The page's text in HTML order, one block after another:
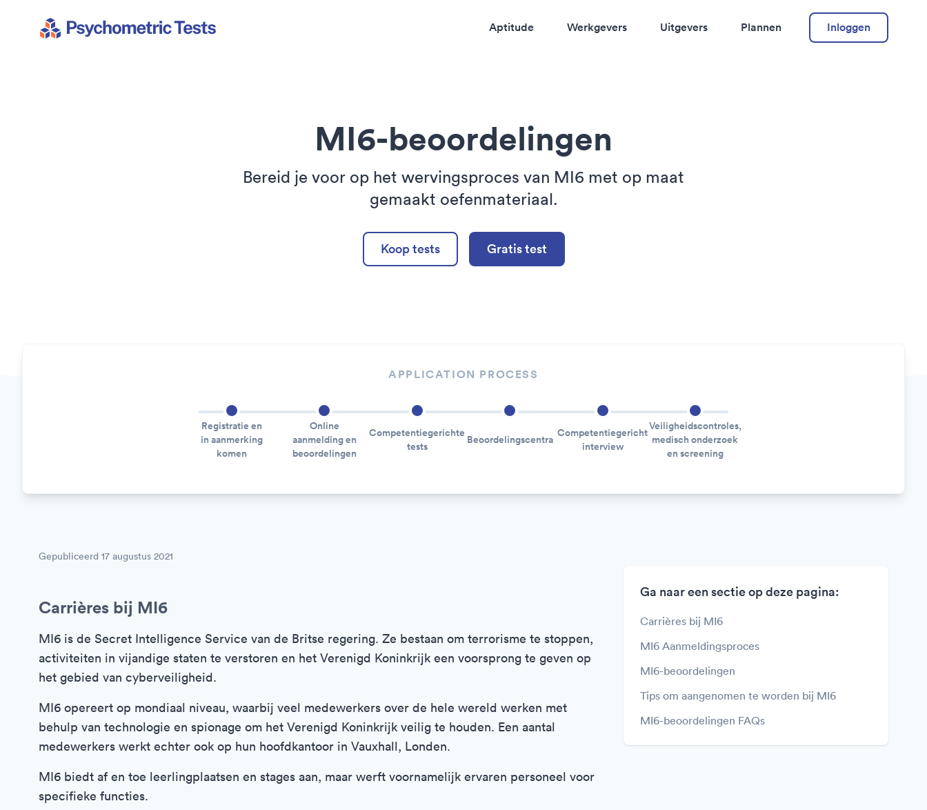
Aptitude Werkgevers Uitgevers Plannen Inloggen
MI6-beoordelingen
Bereid je voor op het wervingsproces van MI6 met op maat
gemaakt oefenmateriaal.
Koop tests Gratis test
APPLICATION PROCESS
Registratie en
in aanmerking
komen
Online
aanmelding en
beoordelingen
Competentiegerichte
tests
Beoordelingscentra Competentiegericht
interview
Veiligheidscontroles,
medisch onderzoek
en screening
Gepubliceerd 17 augustus 2021
Carrières bij MI6
MI6 is de Secret Intelligence Service van de Britse regering. Ze bestaan om terrorisme te stoppen,
activiteiten in vijandige staten te verstoren en het Verenigd Koninkrijk een voorsprong te geven op
het gebied van cyberveiligheid.
MI6 opereert op mondiaal niveau, waarbij veel medewerkers over de hele wereld werken met
behulp van technologie en spionage om het Verenigd Koninkrijk veilig te houden. Een aantal
medewerkers werkt echter ook op hun hoofdkantoor in Vauxhall, Londen.
MI6 biedt af en toe leerlingplaatsen en stages aan, maar werft voornamelijk ervaren personeel voor
specifieke functies.
Ga naar een sectie op deze pagina:
Carrières bij MI6
MI6 Aanmeldingsproces
MI6-beoordelingen
Tips om aangenomen te worden bij MI6
MI6-beoordelingen FAQs